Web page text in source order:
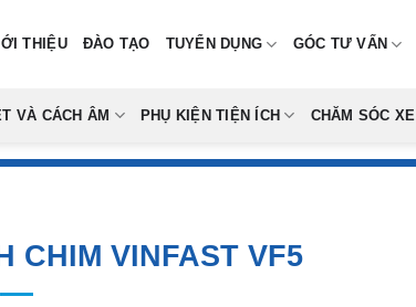
THIỆU ĐÀO TẠO TUYỂN DỤNG GÓC TƯ VẤN
VÀ CÁCH ÂM PHỤ KIỆN TIỆN ÍCH CHĂM SÓC XE
CHIM VINFAST VF5